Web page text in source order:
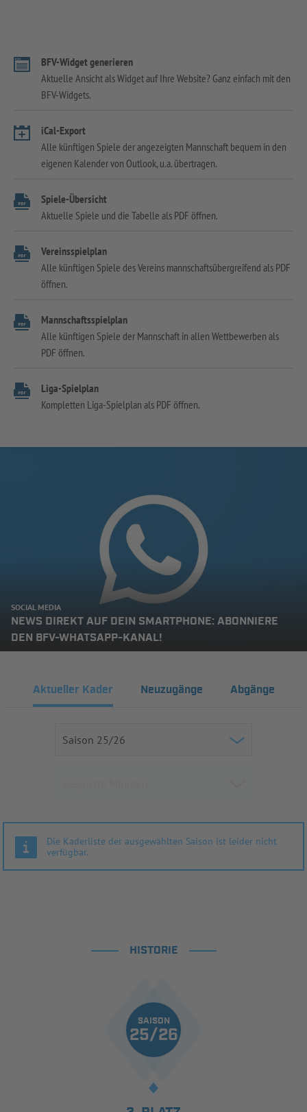
BFV-Widget generieren
Aktuelle Ansicht als Widget auf Ihre Website? Ganz einfach mit den
BFV-Widgets.
iCal-Export
Alle künftigen Spiele der angezeigten Mannschaft bequem in den
eigenen Kalender von Outlook, u.a. übertragen.
Spiele-Übersicht
Aktuelle Spiele und die Tabelle als PDF öffnen.
Vereinsspielplan
Alle künftigen Spiele des Vereins mannschaftsübergreifend als PDF
öffnen.
Mannschaftsspielplan
Alle künftigen Spiele der Mannschaft in allen Wettbewerben als
PDF öffnen.
Liga-Spielplan
Kompletten Liga-Spielplan als PDF öffnen.
SOCIAL MEDIA
NEWS DIREKT AUF DEIN SMARTPHONE: ABONNIERE
DEN BFV-WHATSAPP-KANAL!
Aktueller Kader Neuzugänge Abgänge
Die Kaderliste der ausgewählten Saison ist leider nicht
verfügbar.
HISTORIE
SAISON
25/26